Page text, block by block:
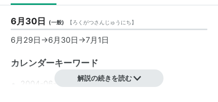
6月30日 (一般) 【ろくがつさんじゅうにち】
6月29日 →6月30日 →7月1日
カレンダーキーワード
2004-06-30
解説の続きを読む